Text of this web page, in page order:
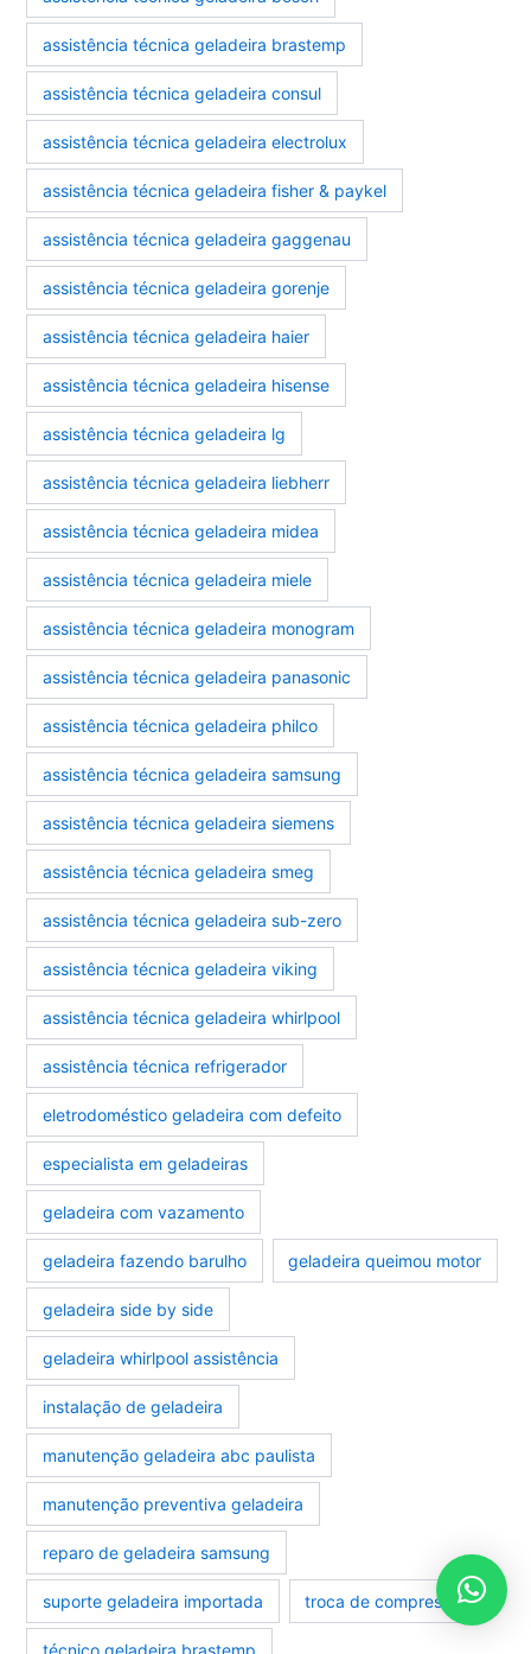
assistência técnica geladeira brastemp
assistência técnica geladeira consul
assistência técnica geladeira electrolux
assistência técnica geladeira fisher & paykel
assistência técnica geladeira gaggenau
assistência técnica geladeira gorenje
assistência técnica geladeira haier
assistência técnica geladeira hisense
assistência técnica geladeira lg
assistência técnica geladeira liebherr
assistência técnica geladeira midea
assistência técnica geladeira miele
assistência técnica geladeira monogram
assistência técnica geladeira panasonic
assistência técnica geladeira philco
assistência técnica geladeira samsung
assistência técnica geladeira siemens
assistência técnica geladeira smeg
assistência técnica geladeira sub-zero
assistência técnica geladeira viking
assistência técnica geladeira whirlpool
assistência técnica refrigerador
eletrodoméstico geladeira com defeito
especialista em geladeiras
geladeira com vazamento
geladeira fazendo barulho geladeira queimou motor
geladeira side by side
geladeira whirlpool assistência
instalação de geladeira
manutenção geladeira abc paulista
manutenção preventiva geladeira
reparo de geladeira samsung
suporte geladeira importada troca de compressor